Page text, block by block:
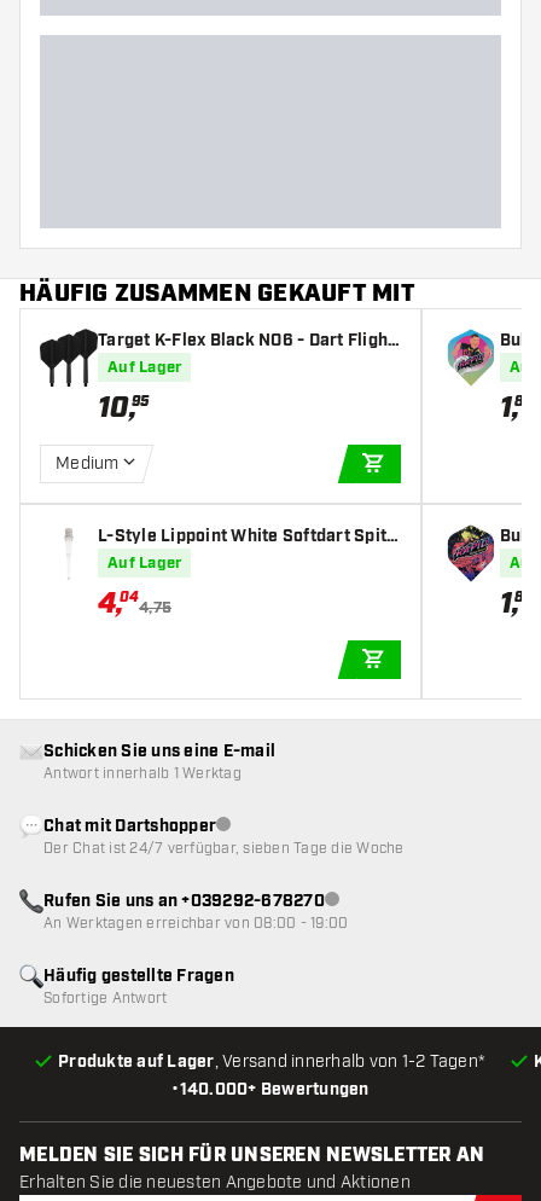
HÄUFIG ZUSAMMEN GEKAUFT MIT
Target K-Flex Black NO6 - Dart Flight
Auf Lager
10,95
Medium
L-Style Lippoint White Softdart Spitz
en
Auf Lager
4,04
4,75
tAuf
1,80
hts
Auf
1,80
•140.000+ Bewertungen
Produkte auf Lager, Versand innerhalb von 1-2 Tagen*
Häufig gestellte Fragen
Sofortige Antwort
Schicken Sie uns eine E-mail
Antwort innerhalb 1 Werktag
Chat mit DartshopperKundenservice nicht verfügbar
Der Chat ist 24/7 verfügbar, sieben Tage die Woche
Rufen Sie uns an +039292-678270Kundenservice nicht
An Werktagen erreichbar von 08:00 - 19:00
MELDEN SIE SICH FÜR UNSEREN NEWSLETTER AN
Erhalten Sie die neuesten Angebote und Aktionen